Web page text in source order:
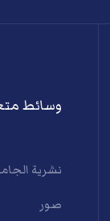
وسائط
نشرية
صور